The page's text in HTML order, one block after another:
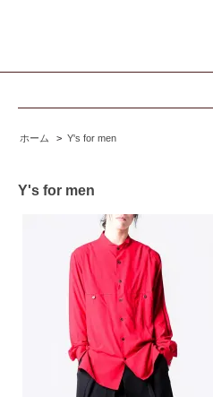
ホーム > Y's for men
Y's for men